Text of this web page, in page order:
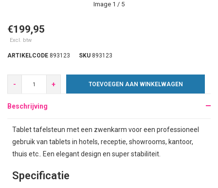
Image 1 / 5
€199,95
Excl. btw
ARTIKELCODE 893123 SKU 893123
- + TOEVOEGEN AAN WINKELWAGEN
Beschrijving
Tablet tafelsteun met een zwenkarm voor een professioneel
gebruik van tablets in hotels, receptie, showrooms, kantoor,
thuis etc.. Een elegant design en super stabiliteit.
Specificatie